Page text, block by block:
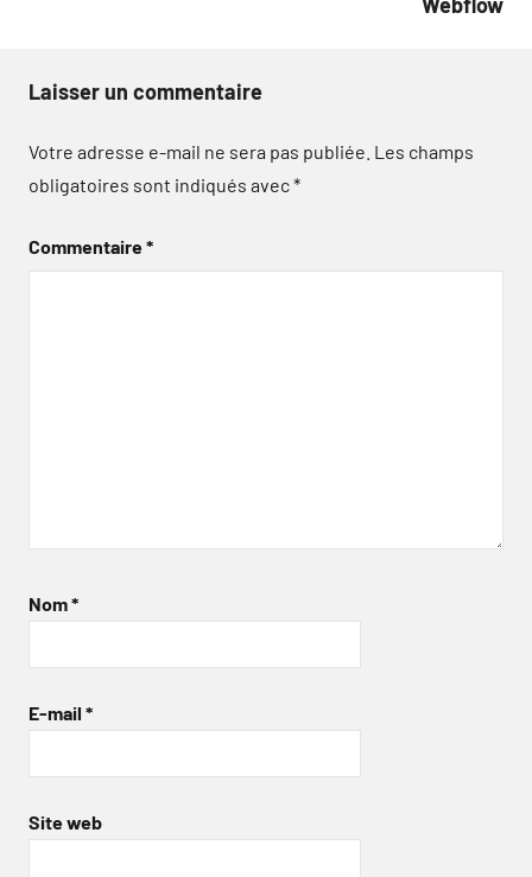
Laisser un commentaire
Votre adresse e-mail ne sera pas publiée. Les champs
obligatoires sont indiqués avec*
Commentaire*
Nom*
E-mail *
Site web